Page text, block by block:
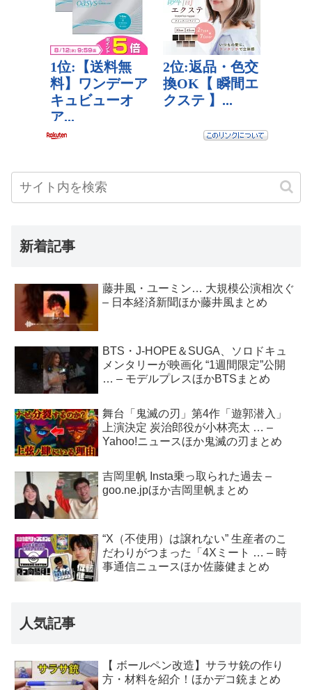
新着記事
藤井風・ユーミン… 大規模公演相次ぐ
– 日本経済新聞ほか藤井風まとめ
BTS・J-HOPE＆SUGA、ソロドキュ
メンタリーが映画化 “1週間限定”公開
… – モデルプレスほかBTSまとめ
舞台「鬼滅の刃」第4作「遊郭潜入」
上演決定 炭治郎役が小林亮太 … –
Yahoo!ニュースほか鬼滅の刃まとめ
吉岡里帆 Insta乗っ取られた過去 –
goo.ne.jpほか吉岡里帆まとめ
“X（不使用）は譲れない” 生産者のこ
だわりがつまった「4Xミート … – 時
事通信ニュースほか佐藤健まとめ
人気記事
【 ボールペン改造】サラサ銃の作り
方・材料を紹介！ほかデコ銃まとめ